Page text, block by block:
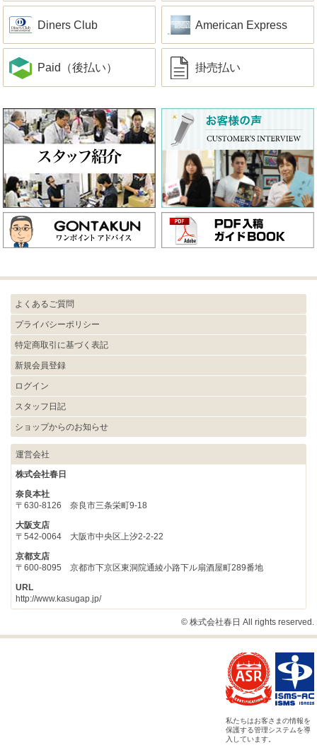
Diners Club American Express
Paid（後払い） 掛売払い
よくあるご質問
プライバシーポリシー
特定商取引に基づく表記
新規会員登録
ログイン
スタッフ日記
ショップからのお知らせ
運営会社
株式会社春日
奈良本社
〒630-8126 奈良市三条栄町9-18
大阪支店
〒542-0064 大阪市中央区上汐2-2-22
京都支店
〒600-8095 京都市下京区東洞院通綾小路下ル扇酒屋町289番地
URL
http://www.kasugap.jp/
© 株式会社春日 All rights reserved.
私たちはお客さまの情報を
保護する管理システムを導
入しています。